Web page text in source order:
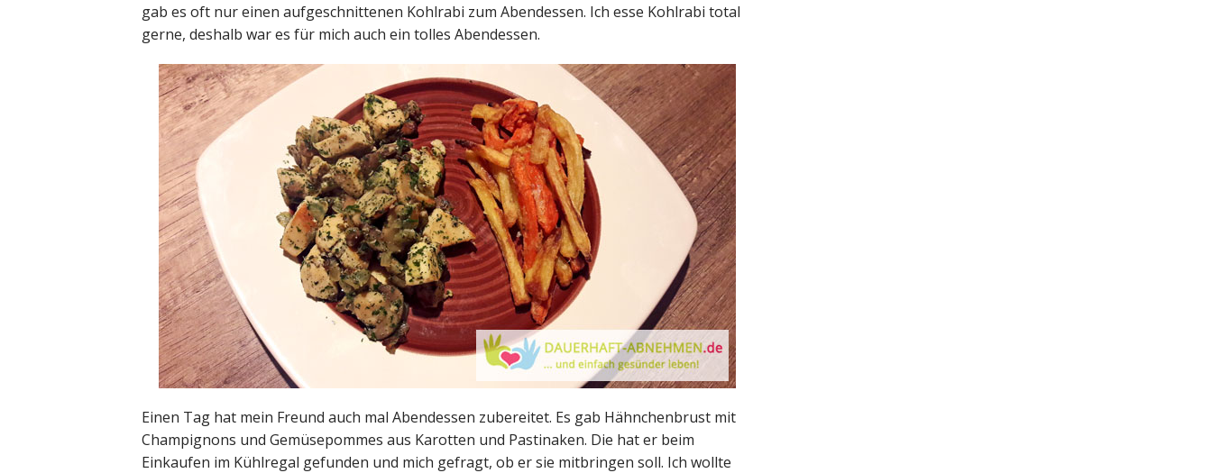
gab es oft nur einen aufgeschnittenen Kohlrabi zum Abendessen. Ich esse Kohlrabi total
gerne, deshalb war es für mich auch ein tolles Abendessen.
Einen Tag hat mein Freund auch mal Abendessen zubereitet. Es gab Hähnchenbrust mit
Champignons und Gemüsepommes aus Karotten und Pastinaken. Die hat er beim
Einkaufen im Kühlregal gefunden und mich gefragt, ob er sie mitbringen soll. Ich wollte